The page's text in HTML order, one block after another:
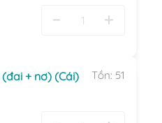
+ nơ) (Cái) Tồn: 51